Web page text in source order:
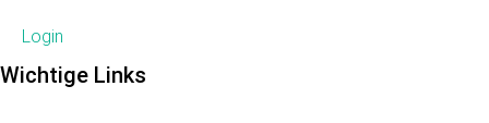
Login
Wichtige Links